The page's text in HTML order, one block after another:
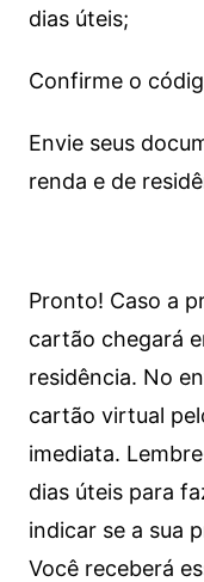
dias úteis;
Confirme o
Envie seus
renda e de
Pronto! Caso a
cartão chegará
residência. No
cartão virtual
imediata.
dias úteis para
indicar se a sua
Você receberá